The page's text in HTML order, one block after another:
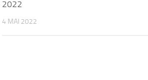
2022
4 MAI 2022